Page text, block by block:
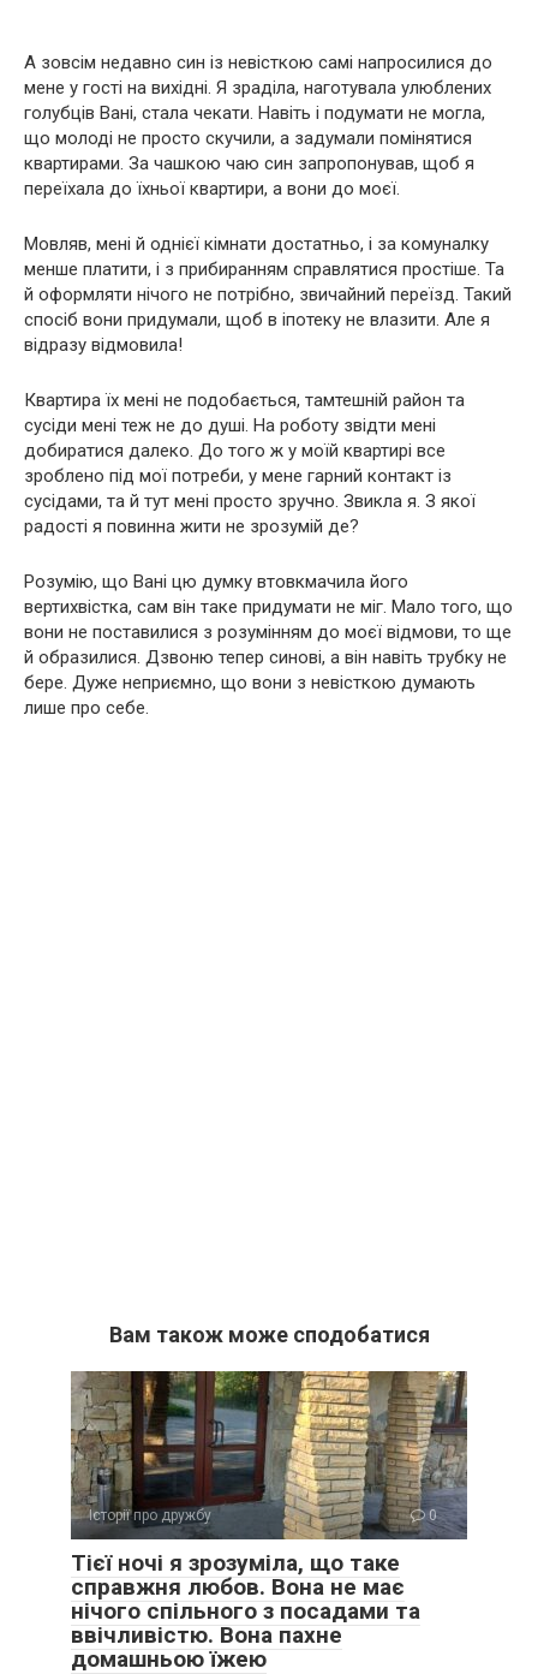
А зовсім недавно син із невісткою самі напросилися до
мене у гості на вихідні. Я зраділа, наготувала улюблених
голубців Вані, стала чекати. Навіть і подумати не могла,
що молоді не просто скучили, а задумали помінятися
квартирами. За чашкою чаю син запропонував, щоб я
переїхала до їхньої квартири, а вони до моєї.
Мовляв, мені й однієї кімнати достатньо, і за комуналку
менше платити, і з прибиранням справлятися простіше. Та
й оформляти нічого не потрібно, звичайний переїзд. Такий
спосіб вони придумали, щоб в іпотеку не влазити. Але я
відразу відмовила!
Квартира їх мені не подобається, тамтешній район та
сусіди мені теж не до душі. На роботу звідти мені
добиратися далеко. До того ж у моїй квартирі все
зроблено під мої потреби, у мене гарний контакт із
сусідами, та й тут мені просто зручно. Звикла я. З якої
радості я повинна жити не зрозумій де?
Розумію, що Вані цю думку втовкмачила його
вертихвістка, сам він таке придумати не міг. Мало того, що
вони не поставилися з розумінням до моєї відмови, то ще
й образилися. Дзвоню тепер синові, а він навіть трубку не
бере. Дуже неприємно, що вони з невісткою думають
лише про себе.
Вам також може сподобатися
Історії про дружбу 0
Тієї ночі я зрозуміла, що таке
справжня любов. Вона не має
нічого спільного з посадами та
ввічливістю. Вона пахне
домашньою їжею